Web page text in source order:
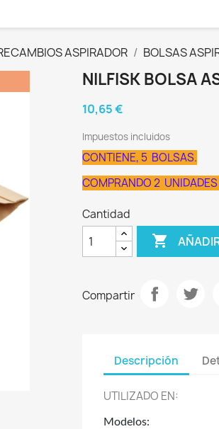
ASPIRADOR BOLSAS
NILFISK BOLSA
10,65 €
Impuestos incluidos
CONTIENE, 5 BOLSAS.
COMPRANDO 2
Cantidad

Compartir
Descripción
UTILIZADO EN:
Modelos: